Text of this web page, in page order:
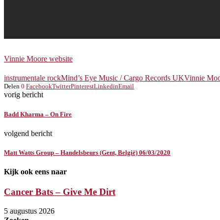
Vinnie Moore website
instrumentale rockMind’s Eye Music / Cargo Records UKVinnie
Delen 0 FacebookTwitterPinterestLinkedinEmail
vorig bericht
Badd Kharma – On Fire
volgend bericht
Matt Watts Group – Handelsbeurs (Gent, België) 06/03/2020
Kijk ook eens naar
Cancer Bats – Give Me Dirt
5 augustus 2026